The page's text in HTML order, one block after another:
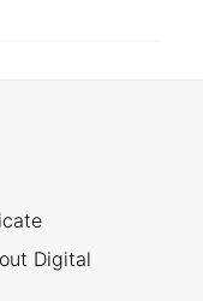
Digital